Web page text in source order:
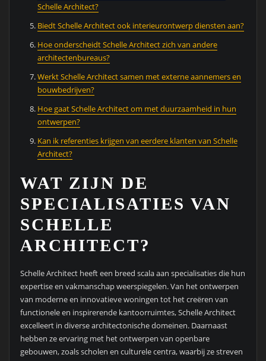
Schelle Architect?
Biedt Schelle Architect ook interieurontwerp diensten aan?
Hoe onderscheidt Schelle Architect zich van andere
architectenbureaus?
Werkt Schelle Architect samen met externe aannemers en
bouwbedrijven?
Hoe gaat Schelle Architect om met duurzaamheid in hun
ontwerpen?
Kan ik referenties krijgen van eerdere klanten van Schelle
Architect?
WAT ZIJN DE
SPECIALISATIES VAN
SCHELLE
ARCHITECT?
Schelle Architect heeft een breed scala aan specialisaties die hun
expertise en vakmanschap weerspiegelen. Van het ontwerpen
van moderne en innovatieve woningen tot het creëren van
functionele en inspirerende kantoorruimtes, Schelle Architect
excelleert in diverse architectonische domeinen. Daarnaast
hebben ze ervaring met het ontwerpen van openbare
gebouwen, zoals scholen en culturele centra, waarbij ze streven